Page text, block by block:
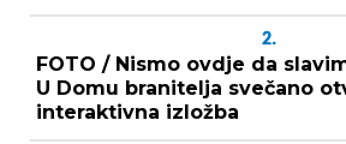
2.
FOTO / Nismo ovdje da
U Domu branitelja svečano
interaktivna izložba